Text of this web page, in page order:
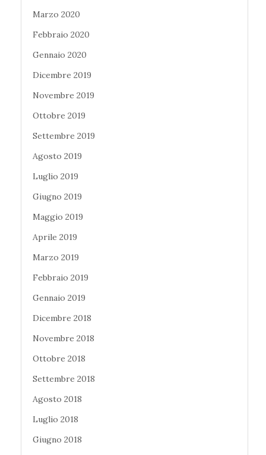
Marzo 2020
Febbraio 2020
Gennaio 2020
Dicembre 2019
Novembre 2019
Ottobre 2019
Settembre 2019
Agosto 2019
Luglio 2019
Giugno 2019
Maggio 2019
Aprile 2019
Marzo 2019
Febbraio 2019
Gennaio 2019
Dicembre 2018
Novembre 2018
Ottobre 2018
Settembre 2018
Agosto 2018
Luglio 2018
Giugno 2018